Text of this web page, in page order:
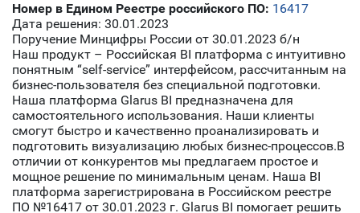
Номер в Едином Реестре российского ПО: 16417
Дата решения: 30.01.2023
Поручение Минцифры России от 30.01.2023 б/н
Наш продукт – Российская BI платформа с интуитивно
понятным “self-service” интерфейсом, рассчитанным на
бизнес-пользователя без специальной подготовки.
Наша платформа Glarus BI предназначена для
самостоятельного использования. Наши клиенты
смогут быстро и качественно проанализировать и
подготовить визуализацию любых бизнес-процессов.В
отличии от конкурентов мы предлагаем простое и
мощное решение по минимальным ценам. Наша BI
платформа зарегистрирована в Российском реестре
ПО №16417 от 30.01.2023 г. Glarus BI помогает решить